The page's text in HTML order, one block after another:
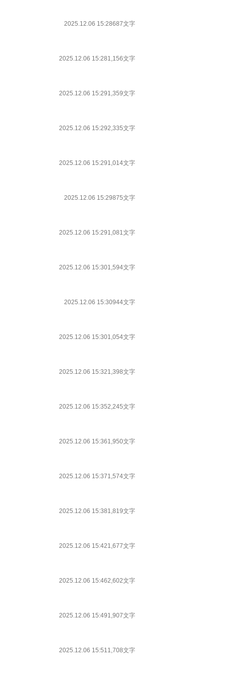
2025.12.06 15:28687文字
2025.12.06 15:281,156文字
2025.12.06 15:291,359文字
2025.12.06 15:292,335文字
2025.12.06 15:291,014文字
2025.12.06 15:29875文字
2025.12.06 15:291,081文字
2025.12.06 15:301,594文字
2025.12.06 15:30944文字
2025.12.06 15:301,054文字
2025.12.06 15:321,398文字
2025.12.06 15:352,245文字
2025.12.06 15:361,950文字
2025.12.06 15:371,574文字
2025.12.06 15:381,819文字
2025.12.06 15:421,677文字
2025.12.06 15:462,602文字
2025.12.06 15:491,907文字
2025.12.06 15:511,708文字